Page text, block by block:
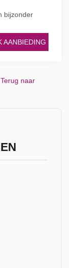
bijzonder
AANBIEDING
Terug naar